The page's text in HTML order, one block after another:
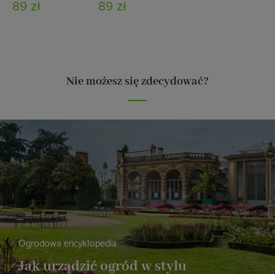
89 zł 89 zł
Nie możesz się zdecydować?
Ogrodowa encyklopedia
Jak urządzić ogród w stylu